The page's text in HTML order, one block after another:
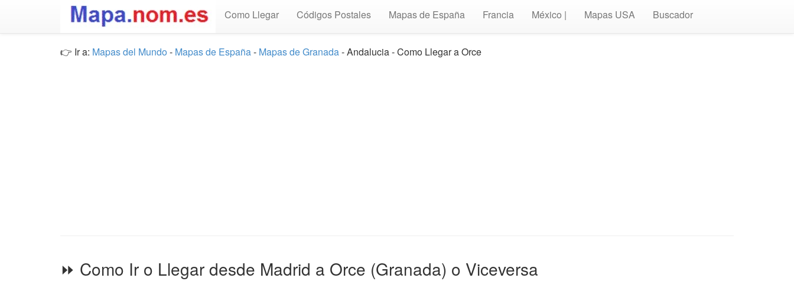
Como Llegar Códigos Postales Mapas de España Francia México | Mapas USA Buscador
👉 Ir a: Mapas del Mundo - Mapas de España- Mapas de Granada- Andalucia - Como Llegar a Orce
⏩ Como Ir o Llegar desde Madrid a Orce (Granada) o Viceversa